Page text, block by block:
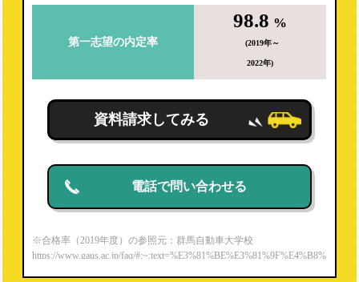
第一志望の内定率
98.8 %
(2019年～
2022年)
資料請求してみる
電話で問い合わせる
※合格率（2019年度）の参照元：群馬自動車大学校
https://www.gaus.ac.jp/faq/#:~:text=%E3%81%BE%E3%81%9F%E4%B8%